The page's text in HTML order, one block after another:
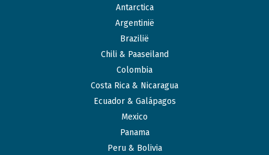
Antarctica
Argentinië
Brazilië
Chili & Paaseiland
Colombia
Costa Rica & Nicaragua
Ecuador & Galápagos
Mexico
Panama
Peru & Bolivia